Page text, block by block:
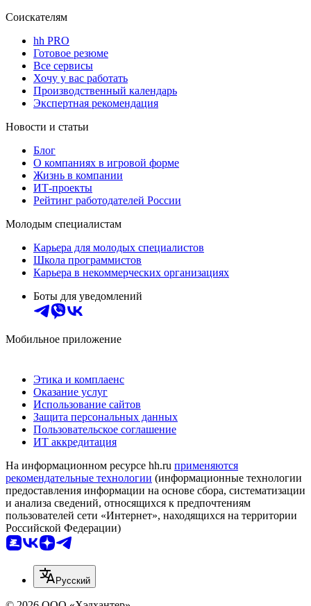
Соискателям
hh PRO
Готовое резюме
Все сервисы
Хочу у вас работать
Производственный календарь
Экспертная рекомендация
Новости и статьи
Блог
О компаниях в игровой форме
Жизнь в компании
ИТ-проекты
Рейтинг работодателей России
Молодым специалистам
Карьера для молодых специалистов
Школа программистов
Карьера в некоммерческих организациях
Боты для уведомлений
Мобильное приложение
Этика и комплаенс
Оказание услуг
Использование сайтов
Защита персональных данных
Пользовательское соглашение
ИТ аккредитация
На информационном ресурсе hh.ru применяются
рекомендательные технологии (информационные технологии
предоставления информации на основе сбора, систематизации
и анализа сведений, относящихся к предпочтениям
пользователей сети «Интернет», находящихся на территории
Российской Федерации)
Русский